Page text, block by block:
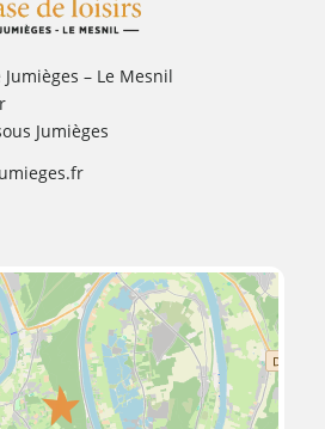
– Le Mesnil
Jumièges